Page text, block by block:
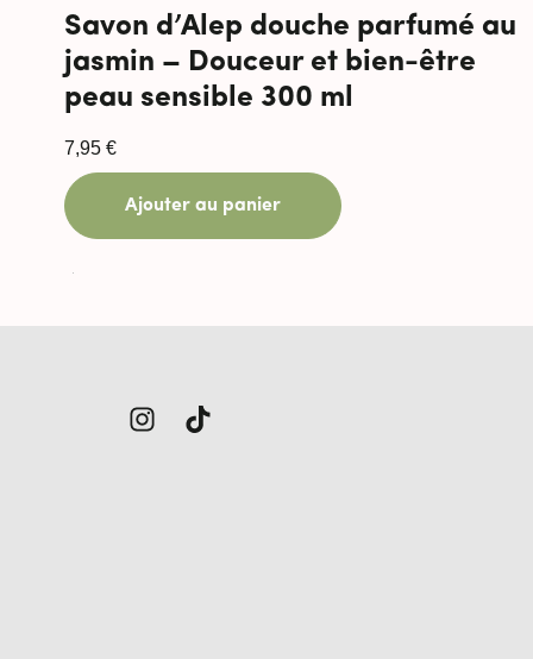
Savon d’Alep douche parfumé au
jasmin – Douceur et bien-être
peau sensible 300 ml
7,95 €
Ajouter au panier